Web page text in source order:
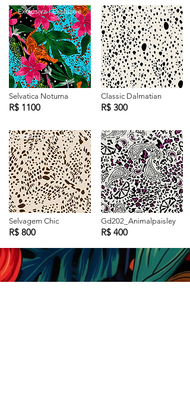
Exclusiva | Exclusive
Selvatica Noturna
R$ 1100
Comercial | Commercial
Selvagem Chic
R$ 800
Exclusiva | Exclusive
Classic Dalmatian
R$ 300
Exclusiva | Exclusive
Gd202_Animalpaisley
R$ 400